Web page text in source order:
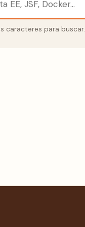
caracteres para buscar.